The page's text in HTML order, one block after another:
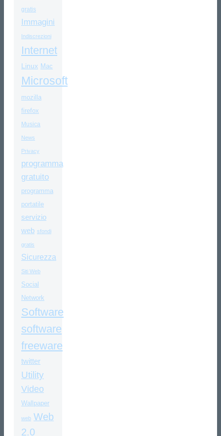
gratis
Immagini
Indiscrezioni
Internet
Linux Mac
Microsoft
mozilla
firefox
Musica
News
Privacy
programma
gratuito
programma
portatile
servizio
web sfondi
gratis
Sicurezza
Siti Web
Social
Network
Software
software
freeware
twitter
Utility
Video
Wallpaper
web Web
2.0